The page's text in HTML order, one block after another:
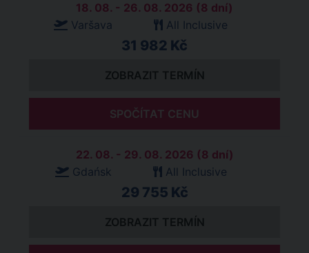
18. 08. - 26. 08. 2026 (8 dní)
Varšava
All Inclusive
31 982 Kč
ZOBRAZIT TERMÍN
SPOČÍTAT CENU
22. 08. - 29. 08. 2026 (8 dní)
Gdańsk
All Inclusive
29 755 Kč
ZOBRAZIT TERMÍN